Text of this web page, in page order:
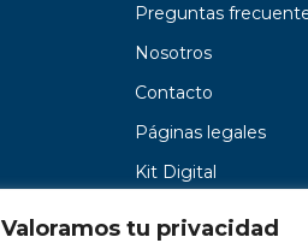
Valoramos tu privacidad
Preguntas
Nosotros
Contacto
Páginas legales
Kit Digital